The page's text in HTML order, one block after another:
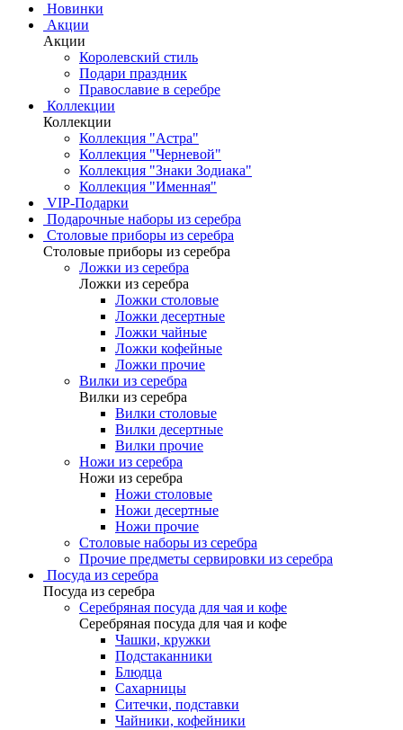
Новинки
Акции
Акции
Королевский стиль
Подари праздник
Православие в серебре
Коллекции
Коллекции
Коллекция "Астра"
Коллекция "Черневой"
Коллекция "Знаки Зодиака"
Коллекция "Именная"
VIP-Подарки
Подарочные наборы из серебра
Столовые приборы из серебра
Столовые приборы из серебра
Ложки из серебра
Ложки из серебра
Ложки столовые
Ложки десертные
Ложки чайные
Ложки кофейные
Ложки прочие
Вилки из серебра
Вилки из серебра
Вилки столовые
Вилки десертные
Вилки прочие
Ножи из серебра
Ножи из серебра
Ножи столовые
Ножи десертные
Ножи прочие
Столовые наборы из серебра
Прочие предметы сервировки из серебра
Посуда из серебра
Посуда из серебра
Серебряная посуда для чая и кофе
Серебряная посуда для чая и кофе
Чашки, кружки
Подстаканники
Блюдца
Сахарницы
Ситечки, подставки
Чайники, кофейники